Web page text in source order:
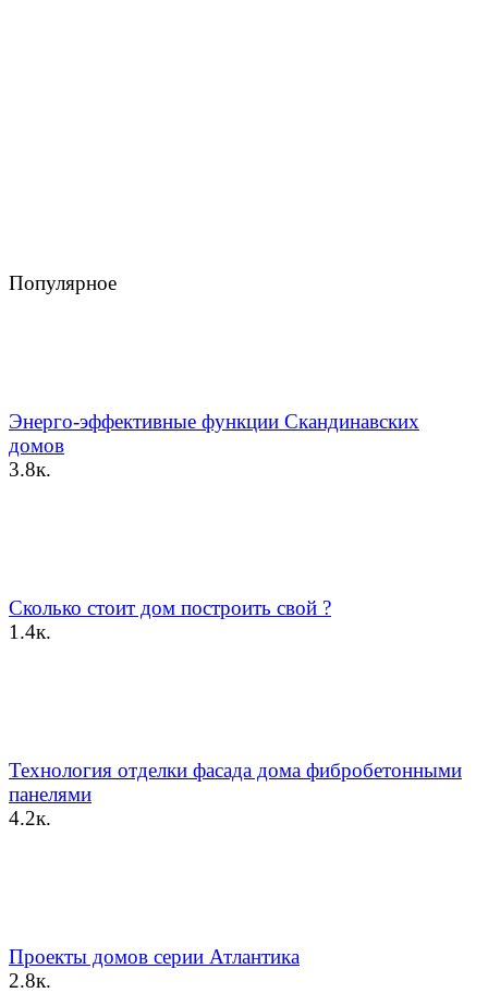
Популярное
Энерго-эффективные функции Скандинавских
домов
3.8к.
Сколько стоит дом построить свой ?
1.4к.
Технология отделки фасада дома фибробетонными
панелями
4.2к.
Проекты домов серии Атлантика
2.8к.